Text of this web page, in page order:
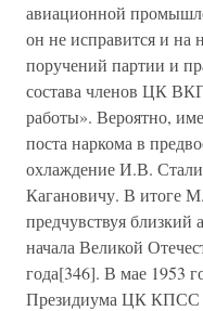
авиационной
он не исправится и на
поручений партии и
состава членов ЦК
работы». Вероятно,
поста наркома в
охлаждение И.В.
Кагановичу. В итоге
предчувствуя близкий
начала Великой
года[346]. В мае 1953
Президиума ЦК КПСС